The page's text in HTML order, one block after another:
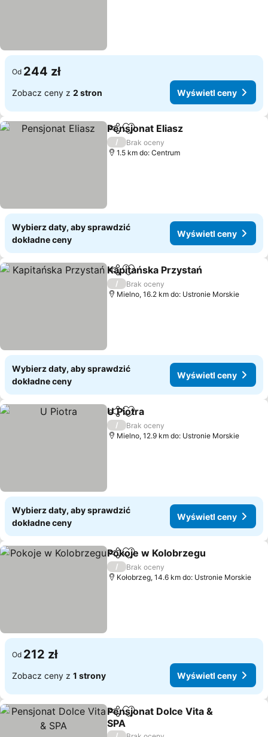
Od 244 zł
Zobacz ceny z 2 stron Wyświetl ceny
Udostępnij
Dodaj do ulubionych
Pensjonat Eliasz
/
Brak oceny
1.5 km do: Centrum
Wybierz daty, aby sprawdzić
dokładne ceny
Wyświetl ceny
Udostępnij
Dodaj do ulubionych
Kapitańska Przystań
/
Brak oceny
Mielno, 16.2 km do: Ustronie Morskie
Wybierz daty, aby sprawdzić
dokładne ceny
Wyświetl ceny
UdostępnijDodaj do ulubionych
U Piotra
/
Brak oceny
Mielno, 12.9 km do: Ustronie Morskie
Wybierz daty, aby sprawdzić
dokładne ceny
Wyświetl ceny
UdostępnijDodaj do ulubionych
Pokoje w Kolobrzegu
/
Brak oceny
Kołobrzeg, 14.6 km do: Ustronie Morskie
Od 212 zł
Zobacz ceny z 1 strony Wyświetl ceny
Udostępnij
Dodaj do ulubionych
Pensjonat Dolce Vita &
SPA